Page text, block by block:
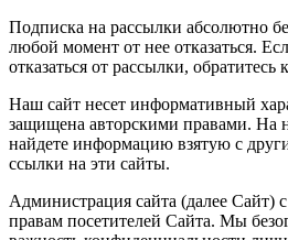
Подписка на рассылки абсолютно
любой момент от нее отказаться.
отказаться от рассылки,
Наш сайт несет информативный
защищена авторскими правами. На
найдете информацию взятую с
ссылки на эти сайты.
Администрация сайта (далее Сайт)
правам посетителей Сайта. Мы